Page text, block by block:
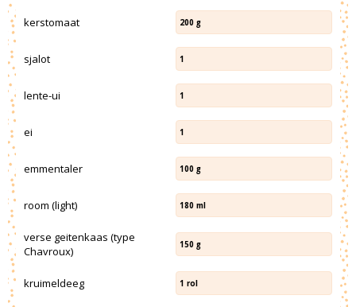
kerstomaat 200 g
sjalot 1
lente-ui 1
ei 1
emmentaler 100 g
room (light) 180 ml
verse geitenkaas (type
Chavroux)
150 g
kruimeldeeg 1 rol